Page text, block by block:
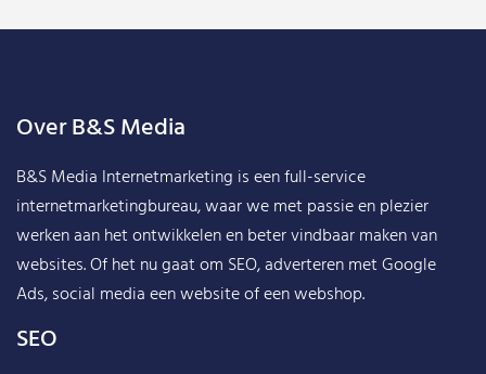
Over B&S Media
B&S Media Internetmarketing is een full-service
internetmarketingbureau, waar we met passie en plezier
werken aan het ontwikkelen en beter vindbaar maken van
websites. Of het nu gaat om SEO, adverteren met Google
Ads, social media een website of een webshop.
SEO